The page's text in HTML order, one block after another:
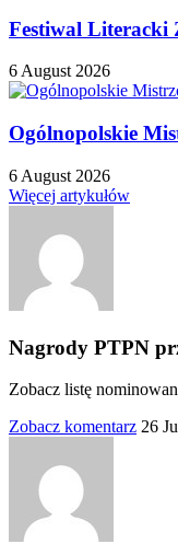
Festiwal Literacki
6 August 2026
Ogólnopolskie
6 August 2026
Więcej artykułów
Nagrody PTPN
Zobacz listę
Zobacz komentarz 26